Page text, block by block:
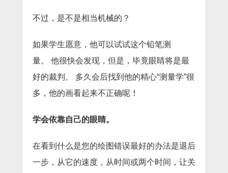
不过，是不是相当机械的？
如果学生愿意，他可以试试这个铅笔测
量。
他很快会发现，但是，毕竟眼睛将是最
好的裁判。
多久会后找到他的精心“测量学”很
多，他的画看起来不正确呢！
学会依靠自己的眼睛。
在看到什么是您的绘图错误最好的办法是退后
一步，从它的速度，从时间或两个时间，让关